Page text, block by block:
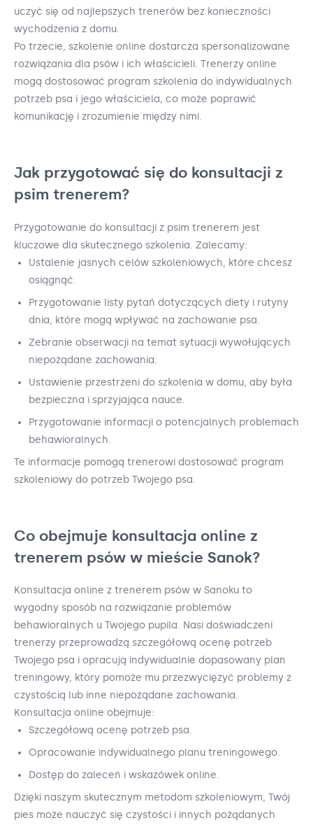
uczyć się od najlepszych trenerów bez konieczności
wychodzenia z domu.
Po trzecie, szkolenie online dostarcza spersonalizowane
rozwiązania dla psów i ich właścicieli. Trenerzy online
mogą dostosować program szkolenia do indywidualnych
potrzeb psa i jego właściciela, co może poprawić
komunikację i zrozumienie między nimi.
Jak przygotować się do konsultacji z
psim trenerem?
Przygotowanie do konsultacji z psim trenerem jest
kluczowe dla skutecznego szkolenia. Zalecamy:
Ustalenie jasnych celów szkoleniowych, które chcesz
osiągnąć.
Przygotowanie listy pytań dotyczących diety i rutyny
dnia, które mogą wpływać na zachowanie psa.
Zebranie obserwacji na temat sytuacji wywołujących
niepożądane zachowania.
Ustawienie przestrzeni do szkolenia w domu, aby była
bezpieczna i sprzyjająca nauce.
Przygotowanie informacji o potencjalnych problemach
behawioralnych.
Te informacje pomogą trenerowi dostosować program
szkoleniowy do potrzeb Twojego psa.
Co obejmuje konsultacja online z
trenerem psów w mieście Sanok?
Konsultacja online z trenerem psów w Sanoku to
wygodny sposób na rozwiązanie problemów
behawioralnych u Twojego pupila. Nasi doświadczeni
trenerzy przeprowadzą szczegółową ocenę potrzeb
Twojego psa i opracują indywidualnie dopasowany plan
treningowy, który pomoże mu przezwyciężyć problemy z
czystością lub inne niepożądane zachowania.
Konsultacja online obejmuje:
Szczegółową ocenę potrzeb psa.
Opracowanie indywidualnego planu treningowego.
Dostęp do zaleceń i wskazówek online.
Dzięki naszym skutecznym metodom szkoleniowym, Twój
pies może nauczyć się czystości i innych pożądanych